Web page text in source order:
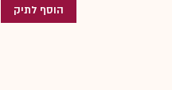
הוסף לתיק